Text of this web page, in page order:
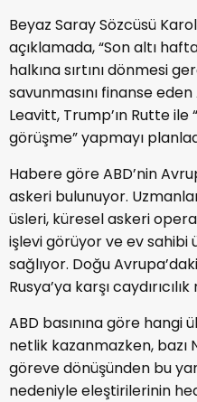
Beyaz Saray Sözcüsü
açıklamada, “Son altı
halkına sırtını dönmesi
savunmasını finanse
Leavitt, Trump’ın Rutte ile
görüşme” yapmayı
Habere göre ABD’nin
askeri bulunuyor.
üsleri, küresel askeri
işlevi görüyor ve ev sahibi
sağlıyor. Doğu
Rusya’ya karşı
ABD basınına göre
netlik kazanmazken, bazı
göreve dönüşünden bu
nedeniyle eleştirilerinin